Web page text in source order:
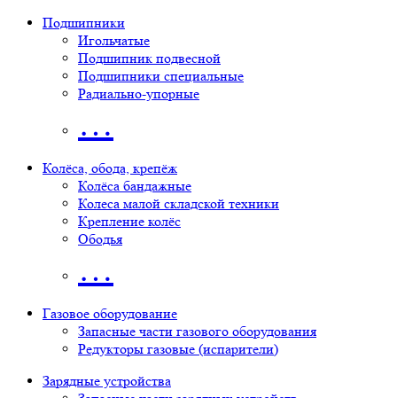
Подшипники
Игольчатые
Подшипник подвесной
Подшипники специальные
Радиально-упорные
…
Колёса, обода, крепёж
Колёса бандажные
Колеса малой складской техники
Крепление колёс
Ободья
…
Газовое оборудование
Запасные части газового оборудования
Редукторы газовые (испарители)
Зарядные устройства